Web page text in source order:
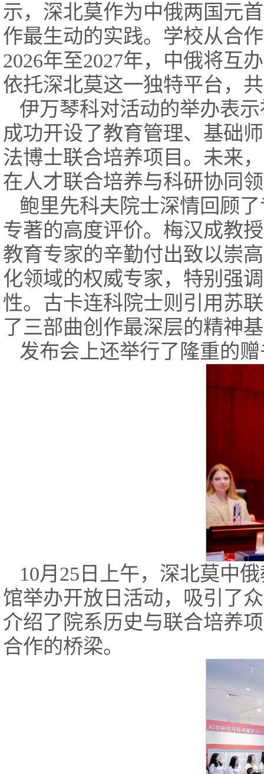
示，深北莫作为中俄两国元
作最生动的实践。学校从合
2026年至2027年，中俄将互
依托深北莫这一独特平台，
伊万琴科对活动的举办表
成功开设了教育管理、基础
法博士联合培养项目。未来
在人才联合培养与科研协同
鲍里先科夫院士深情回顾
专著的高度评价。梅汉成教
教育专家的辛勤付出致以崇
化领域的权威专家，特别强
性。古卡连科院士则引用苏
了三部曲创作最深层的精神
发布会上还举行了隆重的
10月25日上午，深北莫中
馆举办开放日活动，吸引了
介绍了院系历史与联合培养
合作的桥梁。